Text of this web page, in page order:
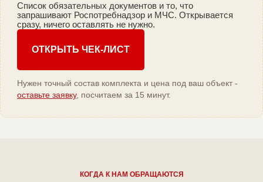
Список обязательных документов и то, что
запрашивают Роспотребнадзор и МЧС. Открывается
сразу, ничего оставлять не нужно.
ОТКРЫТЬ ЧЕК-ЛИСТ
Нужен точный состав комплекта и цена под ваш объект -
оставьте заявку, посчитаем за 15 минут.
КОГДА К НАМ ОБРАЩАЮТСЯ